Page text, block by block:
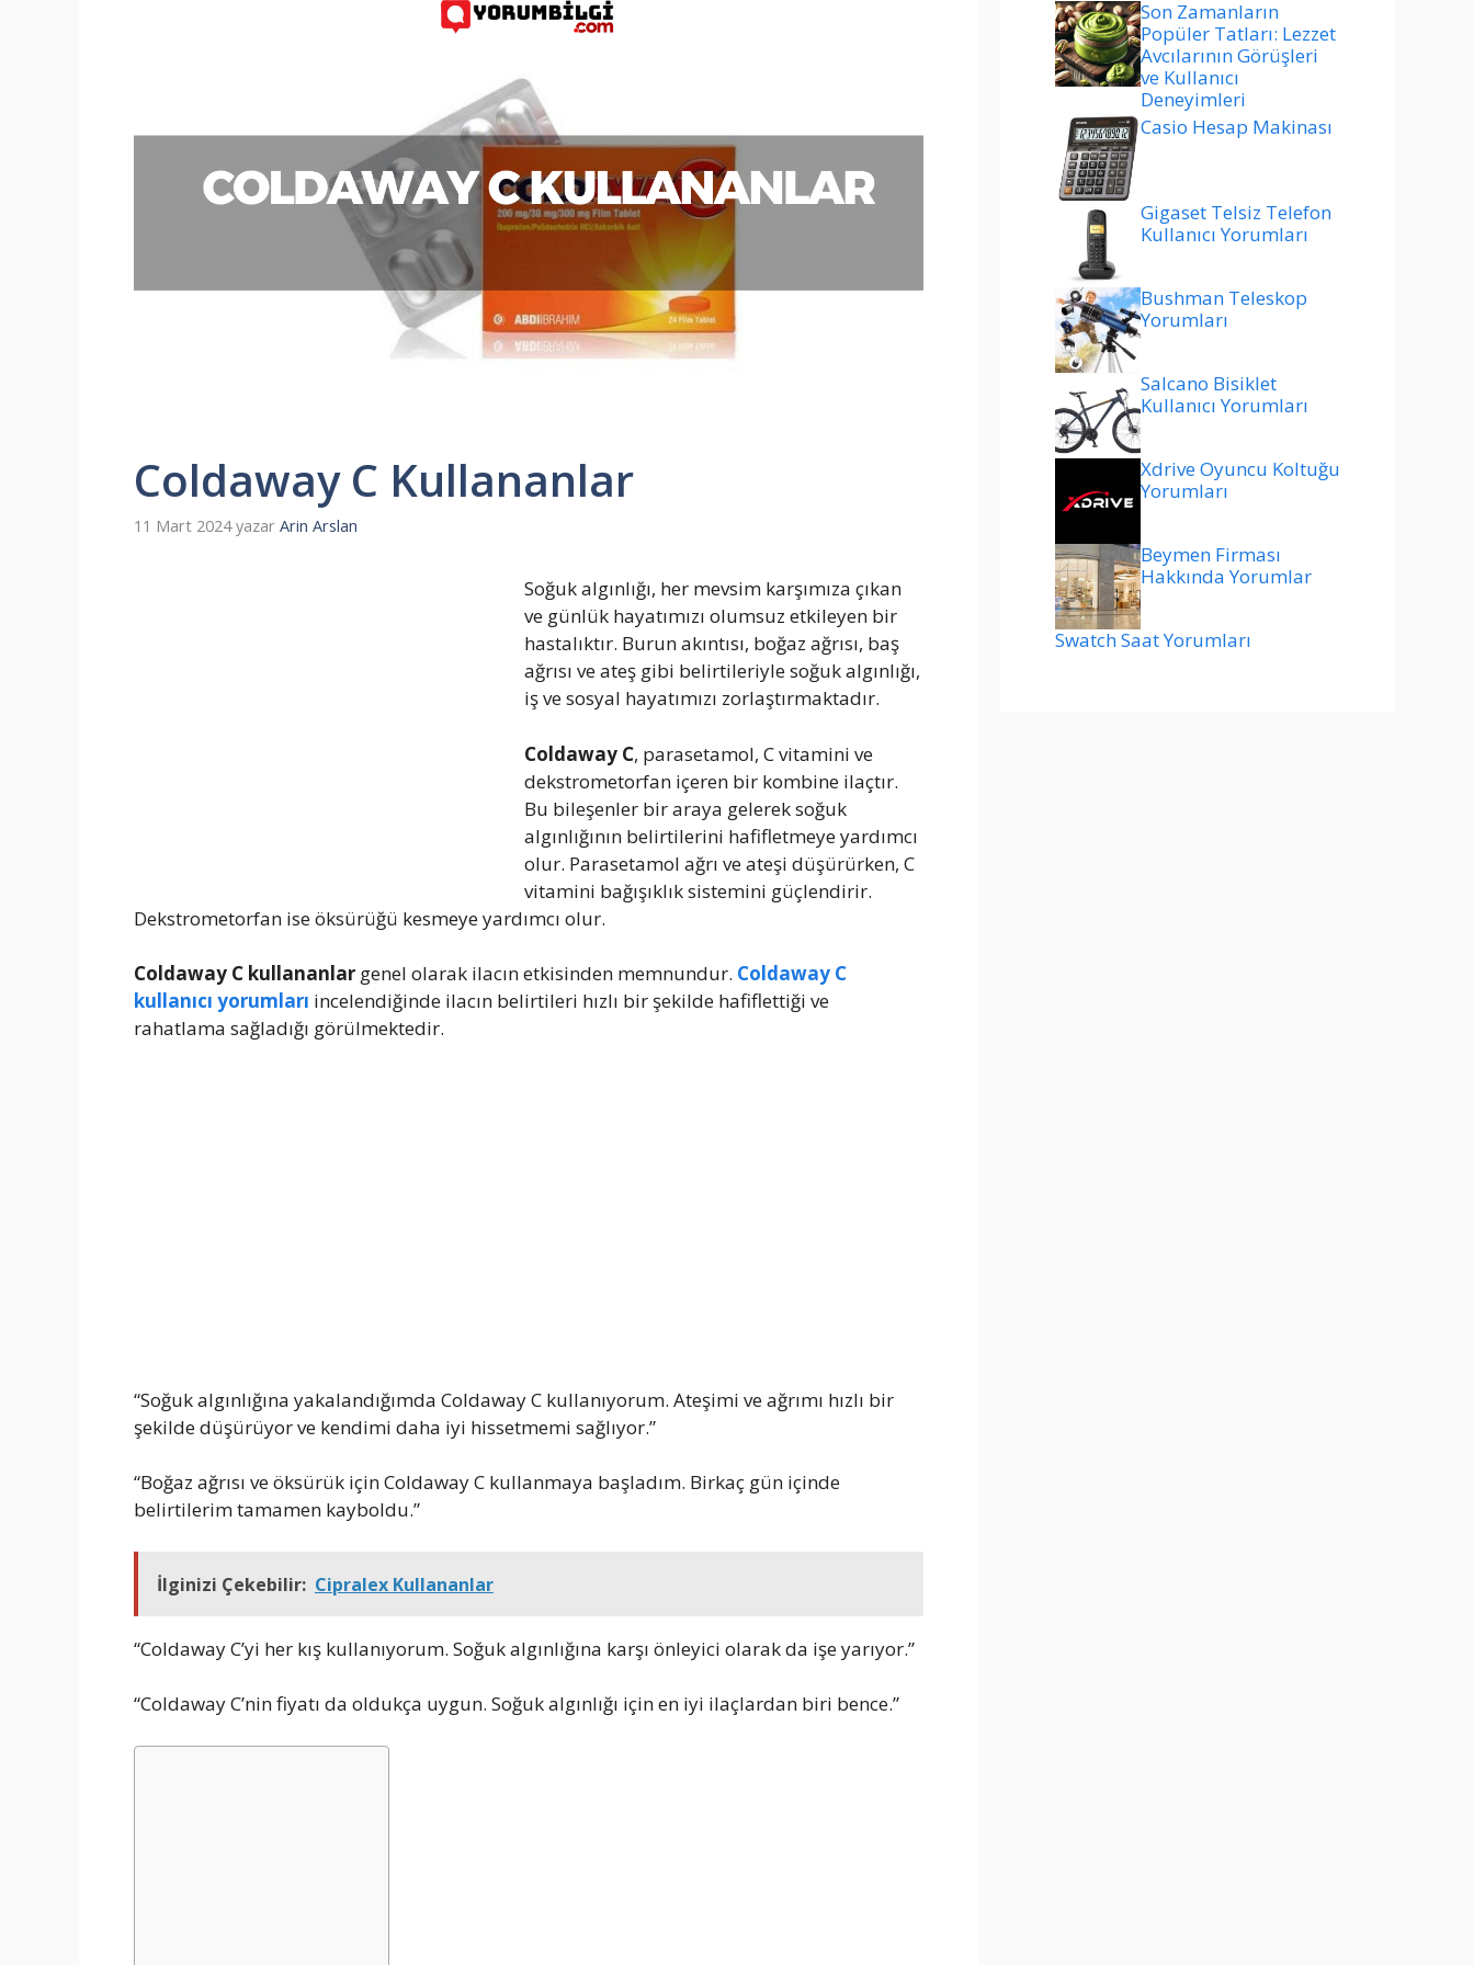
Coldaway C Kullananlar
11 Mart 2024 yazar Arin Arslan
Soğuk algınlığı, her mevsim karşımıza çıkan
ve günlük hayatımızı olumsuz etkileyen bir
hastalıktır. Burun akıntısı, boğaz ağrısı, baş
ağrısı ve ateş gibi belirtileriyle soğuk algınlığı,
iş ve sosyal hayatımızı zorlaştırmaktadır.
Coldaway C, parasetamol, C vitamini ve
dekstrometorfan içeren bir kombine ilaçtır.
Bu bileşenler bir araya gelerek soğuk
algınlığının belirtilerini hafifletmeye yardımcı
olur. Parasetamol ağrı ve ateşi düşürürken, C
vitamini bağışıklık sistemini güçlendirir.
Dekstrometorfan ise öksürüğü kesmeye yardımcı olur.
Coldaway C kullananlar genel olarak ilacın etkisinden memnundur. Coldaway C
kullanıcı yorumları incelendiğinde ilacın belirtileri hızlı bir şekilde hafiflettiği ve
rahatlama sağladığı görülmektedir.
“Soğuk algınlığına yakalandığımda Coldaway C kullanıyorum. Ateşimi ve ağrımı hızlı bir
şekilde düşürüyor ve kendimi daha iyi hissetmemi sağlıyor.”
“Boğaz ağrısı ve öksürük için Coldaway C kullanmaya başladım. Birkaç gün içinde
belirtilerim tamamen kayboldu.”
İlginizi Çekebilir: Cipralex Kullananlar
“Coldaway C’yi her kış kullanıyorum. Soğuk algınlığına karşı önleyici olarak da işe yarıyor.”
“Coldaway C’nin fiyatı da oldukça uygun. Soğuk algınlığı için en iyi ilaçlardan biri bence.”
Son Zamanların
Popüler Tatları: Lezzet
Avcılarının Görüşleri
ve Kullanıcı
Deneyimleri
Casio Hesap Makinası
Gigaset Telsiz Telefon
Kullanıcı Yorumları
Bushman Teleskop
Yorumları
Salcano Bisiklet
Kullanıcı Yorumları
Xdrive Oyuncu Koltuğu
Yorumları
Beymen Firması
Hakkında Yorumlar
Swatch Saat Yorumları